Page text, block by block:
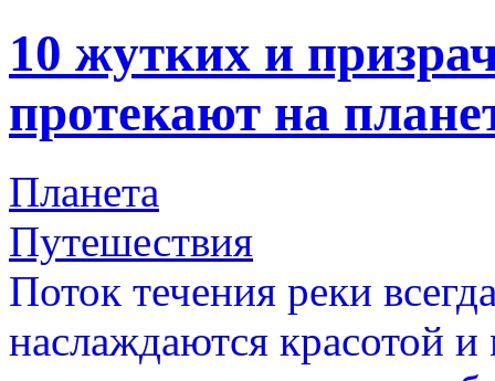
10 жутких и
протекают на
Планета
Путешествия
Поток течения реки
наслаждаются красотой